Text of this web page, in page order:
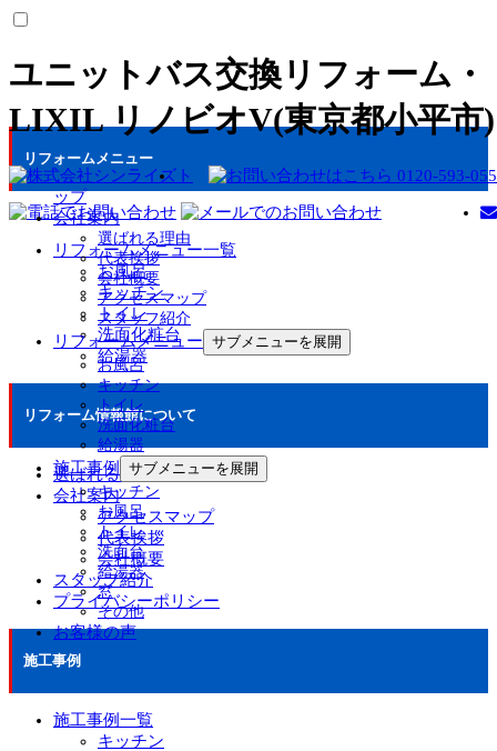
ユニットバス交換リフォーム・
LIXIL リノビオV(東京都小平市)
ト
ップ
会社案内
選ばれる理由
代表挨拶
会社概要
アクセスマップ
スタッフ紹介
リフォームメニュー サブメニューを展開
お風呂
キッチン
トイレ
洗面化粧台
給湯器
施工事例
サブメニューを展開
キッチン
お風呂
トイレ
洗面台
給湯器
窓
その他
お客様の声
リフォームメニュー
リフォームメニュー一覧
お風呂
キッチン
トイレ
洗面化粧台
給湯器
リフォーム情報館について
選ばれる理由
会社案内
アクセスマップ
代表挨拶
会社概要
スタッフ紹介
プライバシーポリシー
施工事例
施工事例一覧
キッチン